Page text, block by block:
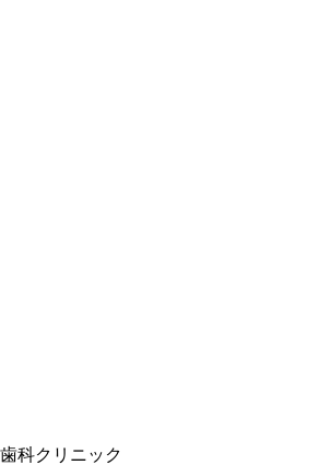
科クリニック